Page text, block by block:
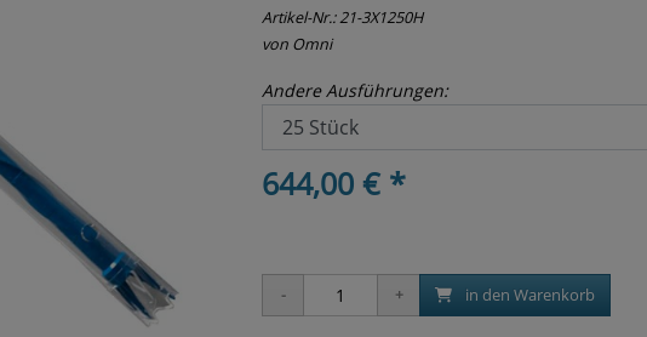
Artikel-Nr.:21-3X1250H
von Omni
Andere Ausführungen:
644,00 € *
in den Warenkorb